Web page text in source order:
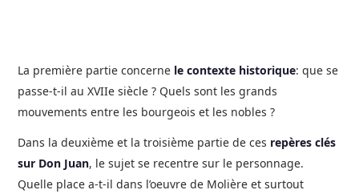
La première partie concerne le contexte historique: que se
passe-t-il au XVIIe siècle ? Quels sont les grands
mouvements entre les bourgeois et les nobles ?
Dans la deuxième et la troisième partie de ces repères clés
sur Don Juan, le sujet se recentre sur le personnage.
Quelle place a-t-il dans l’oeuvre de Molière et surtout